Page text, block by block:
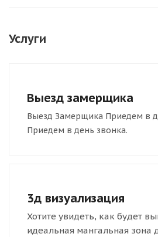
Услуги
Выезд замерщика
Выезд Замерщика Приедем в
Приедем в день звонка.
3д визуализация
Хотите увидеть, как будет
идеальная мангальная зона